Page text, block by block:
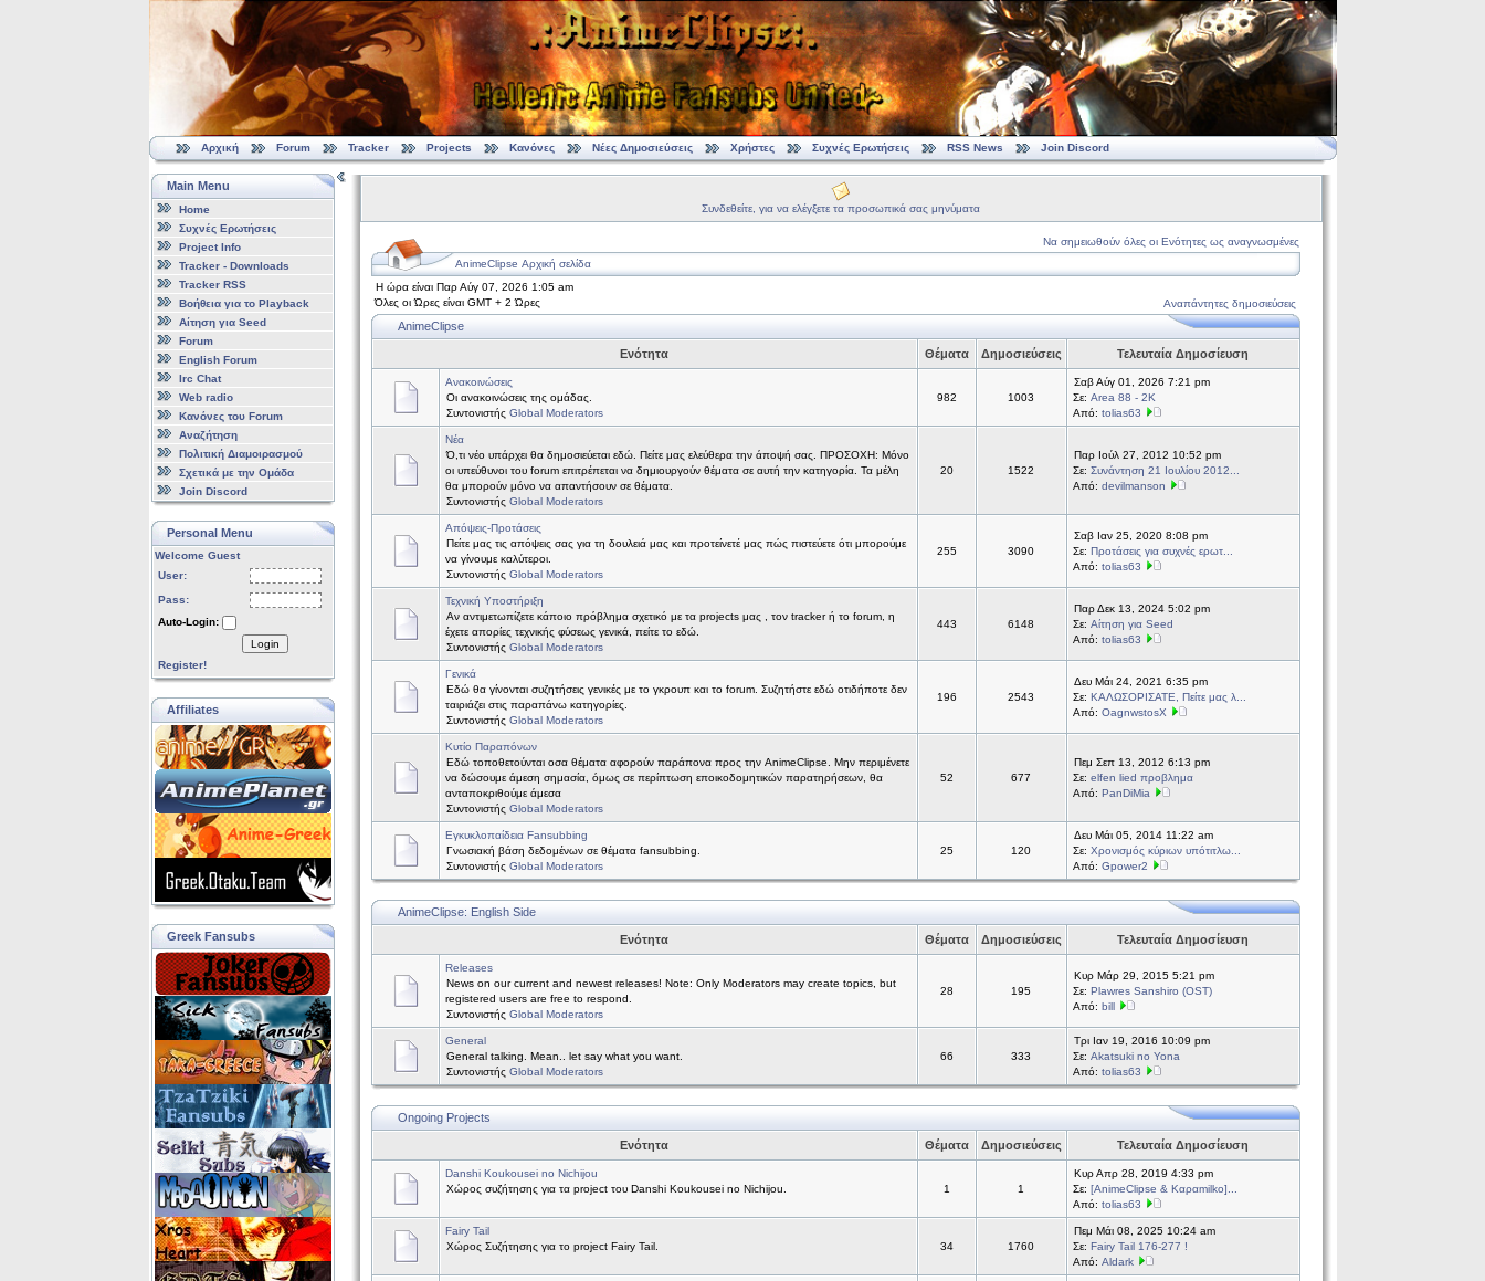
Αρχική Forum Tracker Projects Κανόνες Νέες Δημοσιεύσεις Χρήστες Συχνές Ερωτήσεις RSS News Join Discord
Main Menu
Home
Συχνές Ερωτήσεις
Project Info
Tracker - Downloads
Tracker RSS
Βοήθεια για το Playback
Αίτηση για Seed
Forum
English Forum
Irc Chat
Web radio
Κανόνες του Forum
Αναζήτηση
Πολιτική Διαμοιρασμού
Σχετικά με την Ομάδα
Join Discord
Personal Menu
Welcome Guest
User:
Pass:
Auto-Login:
Login
Register!
Affiliates
Greek Fansubs
Συνδεθείτε, για να ελέγξετε τα προσωπικά σας μηνύματα
Να σημειωθούν όλες οι Ενότητες ως αναγνωσμένες
AnimeClipse Αρχική σελίδα
Η ώρα είναι Παρ Αύγ 07, 2026 1:05 am
Όλες οι Ώρες είναι GMT + 2 Ώρες
Αναπάντητες δημοσιεύσεις
AnimeClipse
Ενότητα Θέματα Δημοσιεύσεις Τελευταία Δημοσίευση
Ανακοινώσεις
Οι ανακοινώσεις της ομάδας.
Συντονιστής Global Moderators
982 1003
Σαβ Αύγ 01, 2026 7:21 pm
Σε: Area 88 - 2K
Από: tolias63
Νέα
Ό,τι νέο υπάρχει θα δημοσιεύεται εδώ. Πείτε μας ελεύθερα την άποψή σας. ΠΡΟΣΟΧΗ: Μόνο
οι υπεύθυνοι του forum επιτρέπεται να δημιουργούν θέματα σε αυτή την κατηγορία. Τα μέλη
θα μπορούν μόνο να απαντήσουν σε θέματα.
Συντονιστής Global Moderators
20 1522
Παρ Ιούλ 27, 2012 10:52 pm
Σε: Συνάντηση 21 Ιουλίου 2012...
Από: devilmanson
Απόψεις-Προτάσεις
Πείτε μας τις απόψεις σας για τη δουλειά μας και προτείνετέ μας πώς πιστεύετε ότι μπορούμε
να γίνουμε καλύτεροι.
Συντονιστής Global Moderators
255 3090
Σαβ Ιαν 25, 2020 8:08 pm
Σε: Προτάσεις για συχνές ερωτ...
Από: tolias63
Τεχνική Υποστήριξη
Αν αντιμετωπίζετε κάποιο πρόβλημα σχετικό με τα projects μας , τον tracker ή το forum, η
έχετε απορίες τεχνικής φύσεως γενικά, πείτε το εδώ.
Συντονιστής Global Moderators
443 6148
Παρ Δεκ 13, 2024 5:02 pm
Σε: Αίτηση για Seed
Από: tolias63
Γενικά
Εδώ θα γίνονται συζητήσεις γενικές με το γκρουπ και το forum. Συζητήστε εδώ οτιδήποτε δεν
ταιριάζει στις παραπάνω κατηγορίες.
Συντονιστής Global Moderators
196 2543
Δευ Μάι 24, 2021 6:35 pm
Σε: ΚΑΛΩΣΟΡΙΣΑΤΕ, Πείτε μας λ...
Από: OagnwstosX
Κυτίο Παραπόνων
Εδώ τοποθετούνται οσα θέματα αφορούν παράπονα προς την AnimeClipse. Μην περιμένετε
να δώσουμε άμεση σημασία, όμως σε περίπτωση εποικοδομητικών παρατηρήσεων, θα
ανταποκριθούμε άμεσα
Συντονιστής Global Moderators
52 677
Πεμ Σεπ 13, 2012 6:13 pm
Σε: elfen lied προβλημα
Από: PanDiMia
Εγκυκλοπαίδεια Fansubbing
Γνωσιακή βάση δεδομένων σε θέματα fansubbing.
Συντονιστής Global Moderators
25 120
Δευ Μάι 05, 2014 11:22 am
Σε: Χρονισμός κύριων υπότιτλω...
Από: Gpower2
AnimeClipse: English Side
Ενότητα Θέματα Δημοσιεύσεις Τελευταία Δημοσίευση
Releases
News on our current and newest releases! Note: Only Moderators may create topics, but
registered users are free to respond.
Συντονιστής Global Moderators
28 195
Κυρ Μάρ 29, 2015 5:21 pm
Σε: Plawres Sanshiro (OST)
Από: bill
General
General talking. Mean.. let say what you want.
Συντονιστής Global Moderators
66 333
Τρι Ιαν 19, 2016 10:09 pm
Σε: Akatsuki no Yona
Από: tolias63
Ongoing Projects
Ενότητα Θέματα Δημοσιεύσεις Τελευταία Δημοσίευση
Danshi Koukousei no Nichijou
Χώρος συζήτησης για τα project του Danshi Koukousei no Nichijou.
1 1
Κυρ Απρ 28, 2019 4:33 pm
Σε: [AnimeClipse & Καραmilko]...
Από: tolias63
Fairy Tail
Χώρος Συζήτησης για το project Fairy Tail.
34 1760
Πεμ Μάι 08, 2025 10:24 am
Σε: Fairy Tail 176-277 !
Από: Aldark